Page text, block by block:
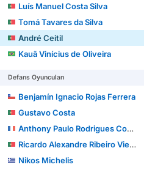
Luís Manuel Costa Silva
Tomá Tavares da Silva
André Ceitil
Kauã Vinícius de Oliveira
Defans Oyuncuları
Benjamín Ignacio Rojas Ferrera
Gustavo Costa
Anthony Paulo Rodrigues Correia
Ricardo Alexandre Ribeiro Vieira
Nikos Michelis